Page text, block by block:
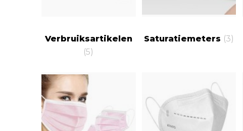
Verbruiksartikelen
(5)
Saturatiemeters (3)